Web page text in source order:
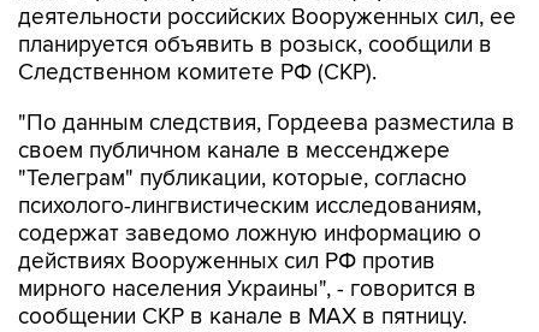
деятельности российских Вооруженных сил, ее
планируется объявить в розыск, сообщили в
Следственном комитете РФ (СКР).
"По данным следствия, Гордеева разместила в
своем публичном канале в мессенджере
"Телеграм" публикации, которые, согласно
психолого-лингвистическим исследованиям,
содержат заведомо ложную информацию о
действиях Вооруженных сил РФ против
мирного населения Украины", - говорится в
сообщении СКР в канале в MAX в пятницу.